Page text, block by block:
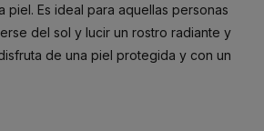
piel. Es ideal para aquellas personas
del sol y lucir un rostro radiante y
de una piel protegida y con un